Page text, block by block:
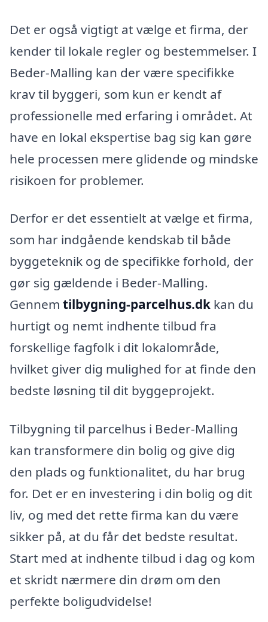
Det er også vigtigt at vælge et firma, der
kender til lokale regler og bestemmelser. I
Beder-Malling kan der være specifikke
krav til byggeri, som kun er kendt af
professionelle med erfaring i området. At
have en lokal ekspertise bag sig kan gøre
hele processen mere glidende og mindske
risikoen for problemer.
Derfor er det essentielt at vælge et firma,
som har indgående kendskab til både
byggeteknik og de specifikke forhold, der
gør sig gældende i Beder-Malling.
Gennem tilbygning-parcelhus.dk kan du
hurtigt og nemt indhente tilbud fra
forskellige fagfolk i dit lokalområde,
hvilket giver dig mulighed for at finde den
bedste løsning til dit byggeprojekt.
Tilbygning til parcelhus i Beder-Malling
kan transformere din bolig og give dig
den plads og funktionalitet, du har brug
for. Det er en investering i din bolig og dit
liv, og med det rette firma kan du være
sikker på, at du får det bedste resultat.
Start med at indhente tilbud i dag og kom
et skridt nærmere din drøm om den
perfekte boligudvidelse!